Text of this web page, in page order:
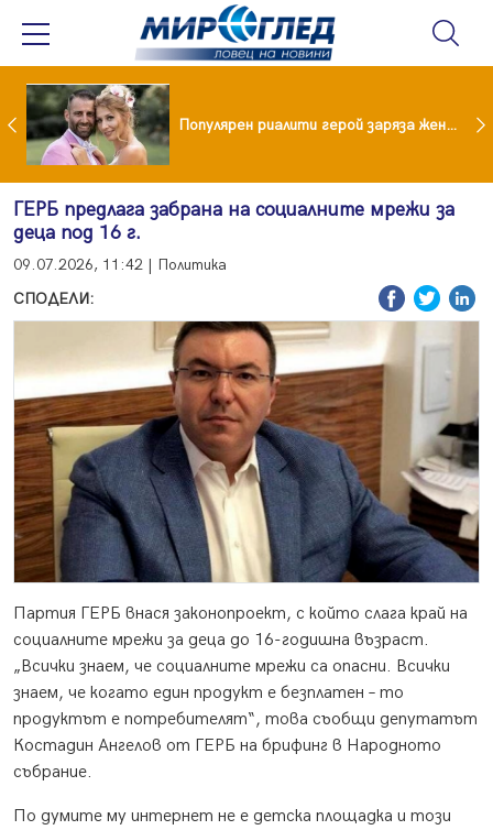
Водата от чешмата често е по-добра от бутилираната Популярен риалити герой заряза жена си заради друга
ГЕРБ предлага забрана на социалните мрежи за
деца под 16 г.
09.07.2026, 11:42 | Политика
СПОДЕЛИ:
Партия ГЕРБ внася законопроект, с който слага край на
социалните мрежи за деца до 16-годишна възраст.
„Всички знаем, че социалните мрежи са опасни. Всички
знаем, че когато един продукт е безплатен – то
продуктът е потребителят“, това съобщи депутатът
Костадин Ангелов от ГЕРБ на брифинг в Народното
събрание.
По думите му интернет не е детска площадка и този